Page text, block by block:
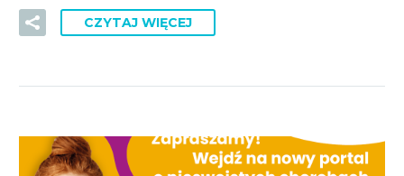
CZYTAJ WIĘCEJ